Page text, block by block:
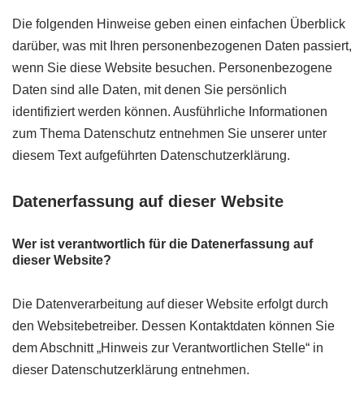
Die folgenden Hinweise geben einen einfachen Überblick
darüber, was mit Ihren personenbezogenen Daten passiert,
wenn Sie diese Website besuchen. Personenbezogene
Daten sind alle Daten, mit denen Sie persönlich
identifiziert werden können. Ausführliche Informationen
zum Thema Datenschutz entnehmen Sie unserer unter
diesem Text aufgeführten Datenschutzerklärung.
Datenerfassung auf dieser Website
Wer ist verantwortlich für die Datenerfassung auf
dieser Website?
Die Datenverarbeitung auf dieser Website erfolgt durch
den Websitebetreiber. Dessen Kontaktdaten können Sie
dem Abschnitt „Hinweis zur Verantwortlichen Stelle“ in
dieser Datenschutzerklärung entnehmen.